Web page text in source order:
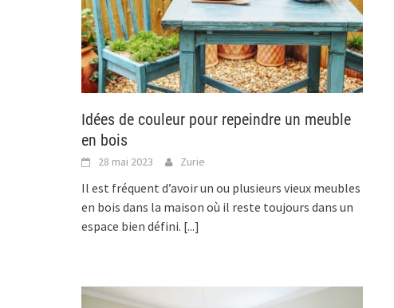
Idées de couleur pour repeindre un meuble
en bois
28 mai 2023 Zurie
Il est fréquent d’avoir un ou plusieurs vieux meubles
en bois dans la maison où il reste toujours dans un
espace bien défini. [...]